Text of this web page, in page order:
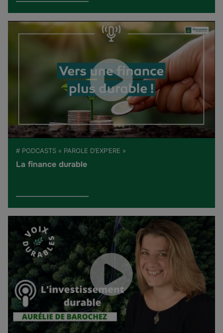
# PODCASTS « PAROLE D’EXP’ERE »
La finance durable